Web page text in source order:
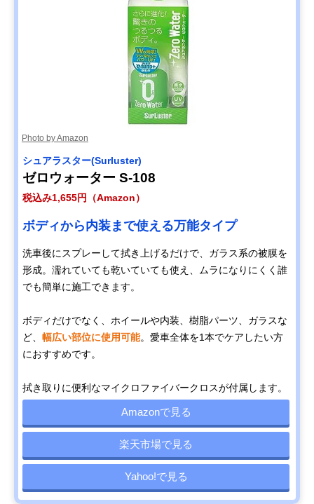
Photo by Amazon
シュアラスター(Surluster)
ゼロウォーター ‎S-108
税込み1,655円（Amazon）
ボディから内装まで使える万能タイプ
洗車後にスプレーして拭き上げるだけで、ガラス系の被膜を
形成。濡れていても乾いていても使え、ムラになりにくく誰
でも簡単に施工できます。
ボディだけでなく、ホイールや内装、樹脂パーツ、ガラスな
ど、 幅広い部位に使用可能。愛車全体を1本でケアしたい方
におすすめです。
拭き取りに便利なマイクロファイバークロスが付属します。
Amazonで見る
楽天市場で見る
Yahoo!で見る